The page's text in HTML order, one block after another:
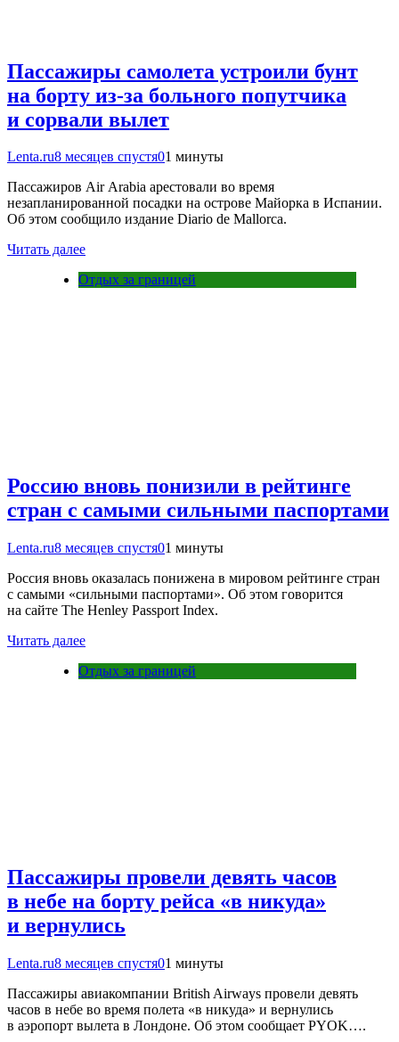
Пассажиры самолета устроили бунт
на борту из-за больного попутчика
и сорвали вылет
Lenta.ru8 месяцев спустя01 минуты
Пассажиров Air Arabia арестовали во время
незапланированной посадки на острове Майорка в Испании.
Об этом сообщило издание Diario de Mallorca.
Читать далее
Отдых за границей
Россию вновь понизили в рейтинге
стран с самыми сильными паспортами
Lenta.ru8 месяцев спустя01 минуты
Россия вновь оказалась понижена в мировом рейтинге стран
с самыми «сильными паспортами». Об этом говорится
на сайте The Henley Passport Index.
Читать далее
Отдых за границей
Пассажиры провели девять часов
в небе на борту рейса «в никуда»
и вернулись
Lenta.ru8 месяцев спустя01 минуты
Пассажиры авиакомпании British Airways провели девять
часов в небе во время полета «в никуда» и вернулись
в аэропорт вылета в Лондоне. Об этом сообщает PYOK….